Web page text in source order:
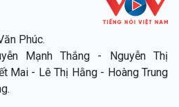
Phúc.
Mạnh Thắng - Nguyễn Thị
Mai - Lê Thị Hằng - Hoàng Trung